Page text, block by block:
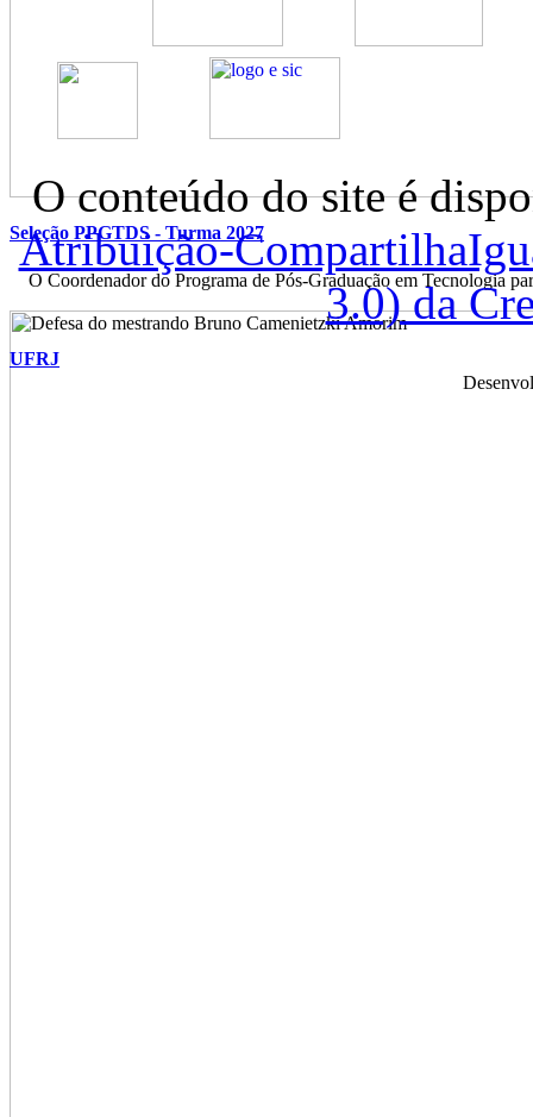
Seleção PPGTDS - Turma 2027
O Coordenador do Programa de Pós-Graduação em Tecnologia
O conteúdo do site é
Atribuição-
3.0) da
UFRJ